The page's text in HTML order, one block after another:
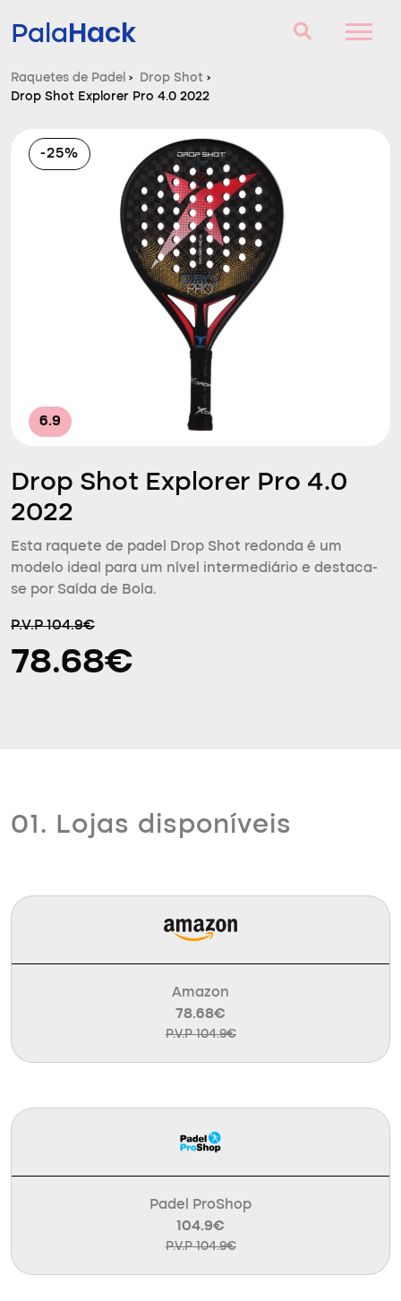
PalaHack
Raquetes de Padel
Perguntas e respostas
Comparador
Raquetes de Padel › Drop Shot ›
Drop Shot Explorer Pro 4.0 2022
-25%
6.9
Drop Shot Explorer Pro 4.0
2022
Esta raquete de padel Drop Shot redonda é um
modelo ideal para um nível intermediário e destaca-
se por Saída de Bola.
P.V.P 104.9€
78.68€
01. Lojas disponíveis
Amazon
78.68€
P.V.P 104.9€
Padel ProShop
104.9€
P.V.P 104.9€